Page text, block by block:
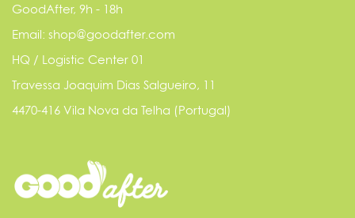
GoodAfter, 9h - 18h
Email: shop@goodafter.com
HQ / Logistic Center 01
Travessa Joaquim Dias Salgueiro, 11
4470-416 Vila Nova da Telha (Portugal)